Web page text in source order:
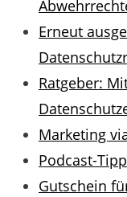
Erneut
Ratgeber:
Marketing
Podcast-
Gutschein